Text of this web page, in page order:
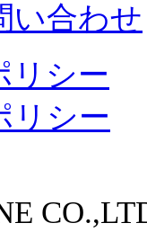
い合わせ
リシー
リシー